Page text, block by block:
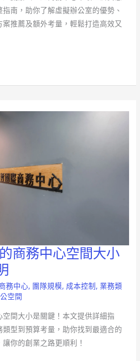
南，助你了解虛擬辦公室的優勢、
推薦及額外考量，輕鬆打造高效又
商務中心空間大小
務中心, 團隊規模, 成本控制, 業務類
空間
間大小是關鍵！本文提供詳細指
型到預算考量，助你找到最適合的
你的創業之路更順利！